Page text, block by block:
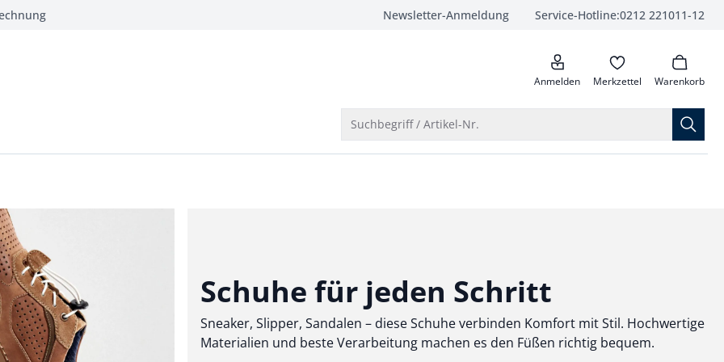
Newsletter-Anmeldung Service-Hotline:0212 221011-12
anrufen
Anmelden Merkzettel Warenkorb
Suchbegriff / Artikel-Nr.
Schuhe für jeden Schritt
Sneaker, Slipper, Sandalen – diese Schuhe verbinden Komfort mit Stil. Hochwertige
Materialien und beste Verarbeitung machen es den Füßen richtig bequem.